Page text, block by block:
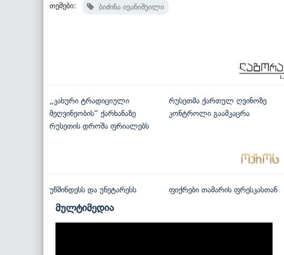
თემები: ბიძინა ივანიშვილი
„კახური ტრადიციული
მეღვინეობის“ ქარხანაზე
რუსეთის დროშა ფრიალებს
რუსეთმა ქართულ ღვინოზე
კონტროლი გაამკაცრა
უწმინდესს და უნეტარესს ფიქრები თამარის ფრესკასთან
მულტიმედია